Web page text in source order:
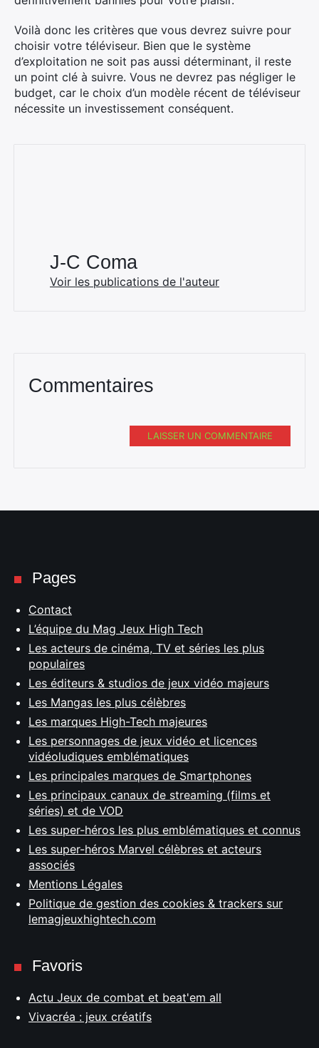
Voilà donc les critères que vous devrez suivre pour
choisir votre téléviseur. Bien que le système
d’exploitation ne soit pas aussi déterminant, il reste
un point clé à suivre. Vous ne devrez pas négliger le
budget, car le choix d’un modèle récent de téléviseur
nécessite un investissement conséquent.
J-C Coma
Voir les publications de l'auteur
Commentaires
LAISSER UN COMMENTAIRE
Pages
Contact
L’équipe du Mag Jeux High Tech
Les acteurs de cinéma, TV et séries les plus
populaires
Les éditeurs & studios de jeux vidéo majeurs
Les Mangas les plus célèbres
Les marques High-Tech majeures
Les personnages de jeux vidéo et licences
vidéoludiques emblématiques
Les principales marques de Smartphones
Les principaux canaux de streaming (films et
séries) et de VOD
Les super-héros les plus emblématiques et connus
Les super-héros Marvel célèbres et acteurs
associés
Mentions Légales
Politique de gestion des cookies & trackers sur
lemagjeuxhightech.com
Favoris
Actu Jeux de combat et beat'em all
Vivacréa : jeux créatifs